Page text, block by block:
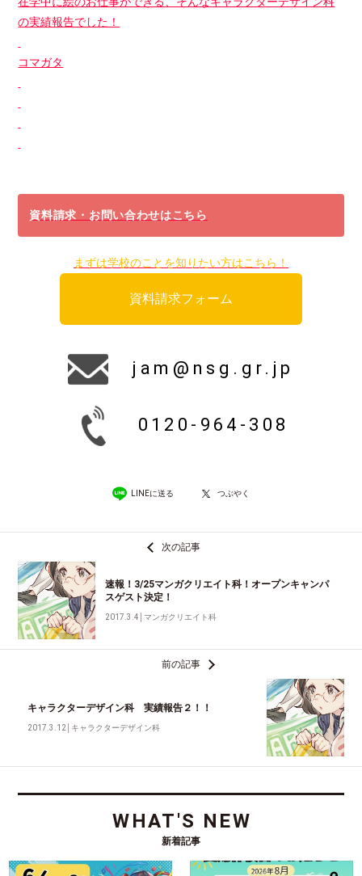
の実績報告でした！
コマガタ
資料請求・お問い合わせはこちら
まずは学校のことを知りたい方はこちら！
資料請求フォーム
jam@nsg.gr.jp
0120-964-308
LINEに送る つぶやく
次の記事
速報！3/25マンガクリエイト科！オープンキャンパ
スゲスト決定！
2017.3.4 │マンガクリエイト科
前の記事
キャラクターデザイン科 実績報告２！！
2017.3.12 キャラクターデザイン科
WHAT'S NEW
新着記事